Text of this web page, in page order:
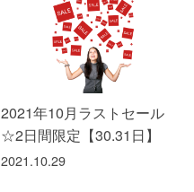
2021年10月ラストセール
☆2日間限定【30.31日】
2021.10.29